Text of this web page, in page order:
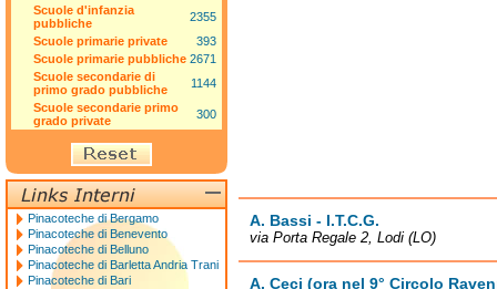
A. Bassi - I.T.C.G.
via Porta Regale 2, Lodi (LO)
A. Ceci (ora nel 9° Circolo
Scuole d'infanzia
pubbliche
2355
Scuole primarie private
393
Scuole primarie pubbliche 2671
Scuole secondarie di
primo grado pubbliche
1144
Scuole secondarie primo
grado private
300
Pinacoteche di Bergamo
Pinacoteche di Benevento
Pinacoteche di Belluno
Pinacoteche di Barletta Andria Trani
Pinacoteche di Bari